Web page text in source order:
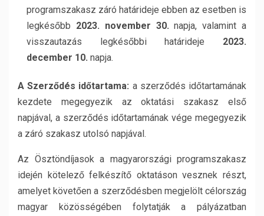
programszakasz záró határideje ebben az esetben is
legkésőbb 2023. november 30.napja, valamint a
visszautazás legkésőbbi határideje 2023.
december 10. napja.
A Szerződés időtartama: a szerződés időtartamának
kezdete megegyezik az oktatási szakasz első
napjával, a szerződés időtartamának vége megegyezik
a záró szakasz utolsó napjával.
Az Ösztöndíjasok a magyarországi programszakasz
idején kötelező felkészítő oktatáson vesznek részt,
amelyet követően a szerződésben megjelölt célország
magyar közösségében folytatják a pályázatban